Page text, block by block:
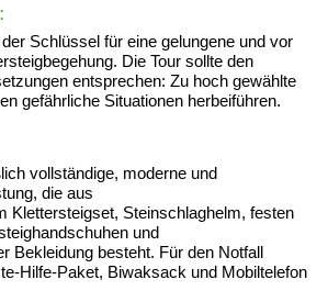
Schlüssel für eine gelungene und vor
Die Tour sollte den
entsprechen: Zu hoch gewählte
gefährliche Situationen herbeiführen.
vollständige, moderne und
die aus
Klettersteigset, Steinschlaghelm, festen
und
Bekleidung besteht. Für den Notfall
Hilfe-Paket, Biwaksack und Mobiltelefon